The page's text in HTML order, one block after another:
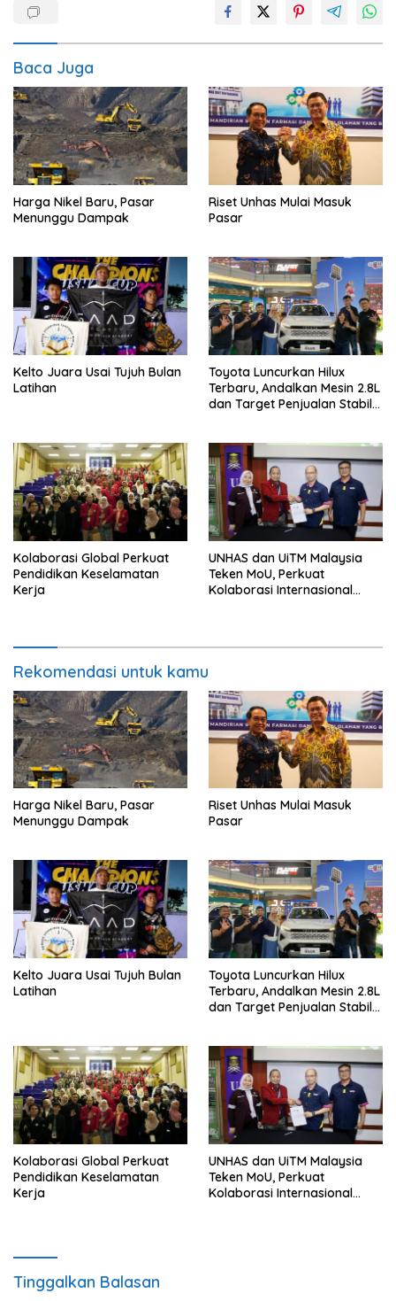
Baca Juga
Harga Nikel Baru, Pasar
Menunggu Dampak
Riset Unhas Mulai Masuk
Pasar
Kelto Juara Usai Tujuh Bulan
Latihan
Toyota Luncurkan Hilux
Terbaru, Andalkan Mesin 2.8L
dan Target Penjualan Stabil
Kolaborasi Global Perkuat
Pendidikan Keselamatan
Kerja
UNHAS dan UiTM Malaysia
Teken MoU, Perkuat
Kolaborasi Internasional
Rekomendasi untuk kamu
Harga Nikel Baru, Pasar
Menunggu Dampak
Riset Unhas Mulai Masuk
Pasar
Kelto Juara Usai Tujuh Bulan
Latihan
Toyota Luncurkan Hilux
Terbaru, Andalkan Mesin 2.8L
dan Target Penjualan Stabil
Kolaborasi Global Perkuat
Pendidikan Keselamatan
Kerja
UNHAS dan UiTM Malaysia
Teken MoU, Perkuat
Kolaborasi Internasional
Tinggalkan Balasan